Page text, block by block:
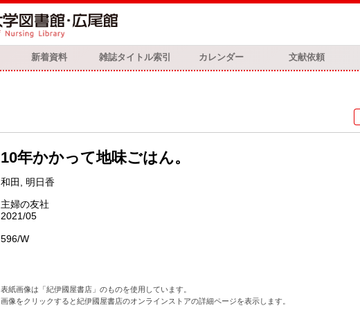
新着資料 雑誌タイトル索引 カレンダー 文献依頼
10年かかって地味ごはん。
和田, 明日香
主婦の友社
2021/05
596/W
表紙画像は「紀伊國屋書店」のものを使用しています。
画像をクリックすると紀伊國屋書店のオンラインストアの詳細ページを表示します。